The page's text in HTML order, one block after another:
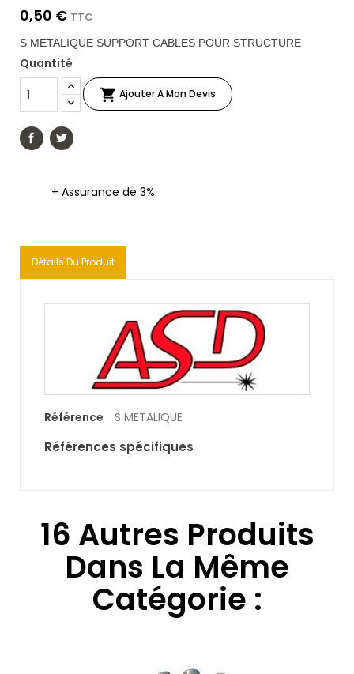
0,50 € TTC
S METALIQUE SUPPORT CABLES POUR STRUCTURE
Quantité
 Ajouter A Mon Devis
+ Assurance de 3%
Détails Du Produit
Référence S METALIQUE
Références spécifiques
16 Autres Produits
Dans La Même
Catégorie :